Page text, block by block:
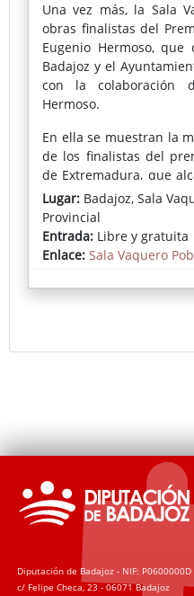
Una vez más, la Sala
obras finalistas del
Eugenio Hermoso,
Badajoz y el
con la colaboración
Hermoso.
En ella se muestran la
de los finalistas del
de Extremadura, que
una referencia
importantes de nuestra
Un Jurado
personalidades del
es el catedrático
Lugar: Badajoz, Sala
Provincial
Entrada: Libre y gratuita
Enlace: Sala Vaquero
Diputación de Badajoz - NIF: P0600000D
c/ Felipe Checa, 23 - 06071 Badajoz